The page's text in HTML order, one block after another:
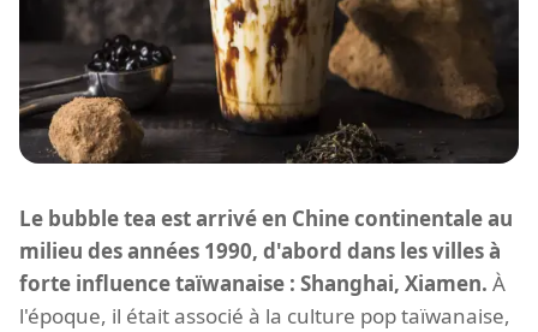
Le bubble tea est arrivé en Chine continentale au
milieu des années 1990, d'abord dans les villes à
forte influence taïwanaise : Shanghai, Xiamen. À
l'époque, il était associé à la culture pop taïwanaise,